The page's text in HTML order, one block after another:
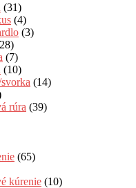
(31)
(4)
(3)
(7)
(10)
(14)
rúra (39)
(65)
kúrenie (10)